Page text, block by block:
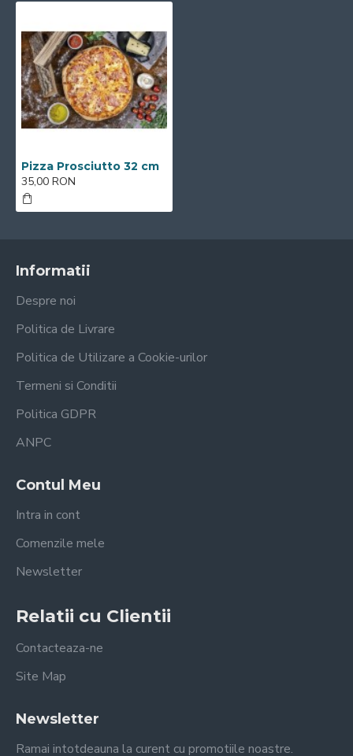
Pizza Prosciutto 32 cm
35,00 RON
Informatii
Despre noi
Politica de Livrare
Politica de Utilizare a Cookie-urilor
Termeni si Conditii
Politica GDPR
ANPC
Contul Meu
Intra in cont
Comenzile mele
Newsletter
Relatii cu Clientii
Contacteaza-ne
Site Map
Newsletter
Ramai intotdeauna la curent cu promotiile noastre.